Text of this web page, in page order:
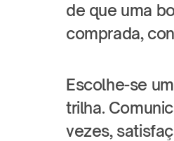
de que uma
comprada,
Escolhe-se
trilha.
vezes,